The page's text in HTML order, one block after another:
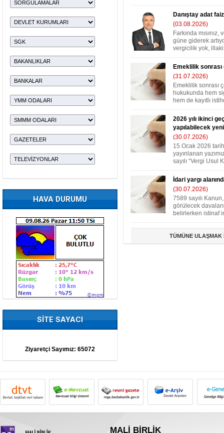
HAVA DURUMU
SİTE SAYACI
Ziyaretçi Sayımız: 65072
Danıştay adat
(03.08.2026)
Farkında
güne giderek
vergicilik yok,
Emeklilik
(31.07.2026)
Emeklilik sonrası
hukukunda hem
hem de kayıtlı
2026 yılı ikinci
yapılabilecek
(30.07.2026)
15 Ocak 2026
yayınlanan
sayılı “Vergi Usul
İdari yargı
(30.07.2026)
7589 sayılı
görülecek
belirlerken istinaf
TÜMÜNE ULAŞMAK
MALİ BİRLİK